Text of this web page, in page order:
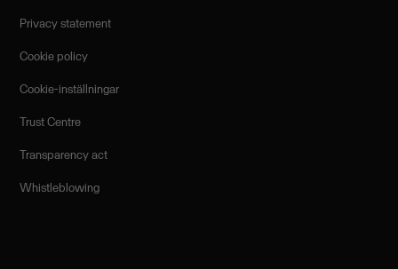
Privacy statement
Cookie policy
Cookie-inställningar
Trust Centre
Transparency act
Whistleblowing